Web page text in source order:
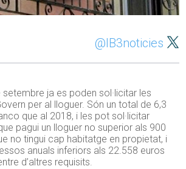
@IB3noticies
ja es poden sol·licitar les
per al lloguer. Són un total de 6,3
que al 2018, i les pot sol·licitar
pagui un lloguer no superior als 900
no tingui cap habitatge en propietat, i
anuals inferiors als 22.558 euros
d’altres requisits.